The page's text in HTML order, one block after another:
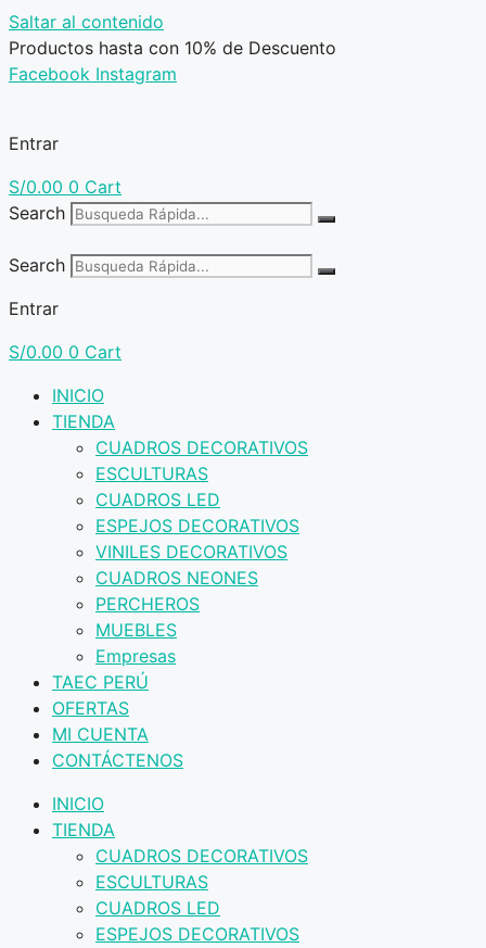
Saltar al contenido
Productos hasta con 10% de Descuento
Facebook Instagram
Entrar
S/0.00 0 Cart
Search
Search
Entrar
S/0.00 0 Cart
INICIO
TIENDA
CUADROS DECORATIVOS
ESCULTURAS
CUADROS LED
ESPEJOS DECORATIVOS
VINILES DECORATIVOS
CUADROS NEONES
PERCHEROS
MUEBLES
Empresas
TAEC PERÚ
OFERTAS
MI CUENTA
CONTÁCTENOS
INICIO
TIENDA
CUADROS DECORATIVOS
ESCULTURAS
CUADROS LED
ESPEJOS DECORATIVOS